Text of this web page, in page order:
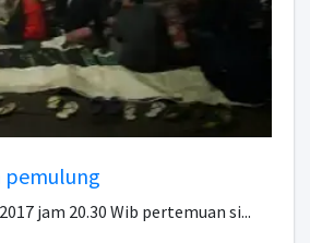
pemulung
jam 20.30 Wib pertemuan si...